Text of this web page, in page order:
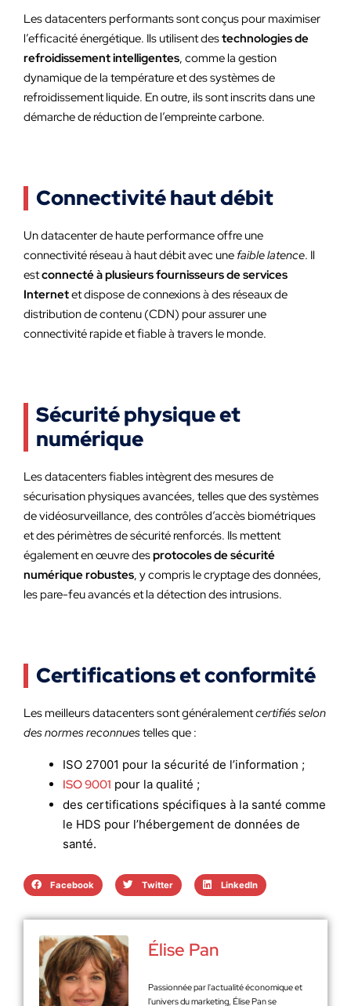
Les datacenters performants sont conçus pour maximiser
l’efficacité énergétique. Ils utilisent destechnologies de
refroidissement intelligentes, comme la gestion
dynamique de la température et des systèmes de
refroidissement liquide. En outre, ils sont inscrits dans une
démarche de réduction de l’empreinte carbone.
Connectivité haut débit
Un datacenter de haute performance offre une
connectivité réseau à haut débit avec une faible latence. Il
estconnecté à plusieurs fournisseurs de services
Internetet dispose de connexions à des réseaux de
distribution de contenu (CDN) pour assurer une
connectivité rapide et fiable à travers le monde.
Sécurité physique et
numérique
Les datacenters fiables intègrent des mesures de
sécurisation physiques avancées, telles que des systèmes
de vidéosurveillance, des contrôles d’accès biométriques
et des périmètres de sécurité renforcés. Ils mettent
également en œuvre desprotocoles de sécurité
numérique robustes, y compris le cryptage des données,
les pare-feu avancés et la détection des intrusions.
Certifications et conformité
Les meilleurs datacenters sont généralementcertifiés selon
des normes reconnuestelles que :
ISO 27001 pour la sécurité de l’information ;
ISO 9001 pour la qualité ;
des certifications spécifiques à la santé comme
le HDS pour l’hébergement de données de
santé.
Facebook Twitter LinkedIn
Élise Pan
Passionnée par l'actualité économique et
l'univers du marketing, Élise Pan se